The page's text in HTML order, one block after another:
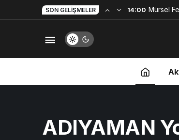
SON GELIŞMELER 0:23 Yapay
ADIYAMAN